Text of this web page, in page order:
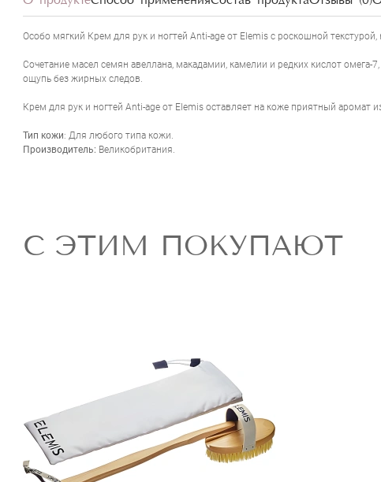
Особо мягкий Крем для рук и ногтей Anti-age от Elemis с роскошной
Сочетание масел семян авеллана, макадамии, камелии и редких кислот
ощупь без жирных следов.
Крем для рук и ногтей Anti-age от Elemis оставляет на коже приятный аромат
Тип кожи: Для любого типа кожи.
Производитель: Великобритания.
С ЭТИМ ПОКУПАЮТ